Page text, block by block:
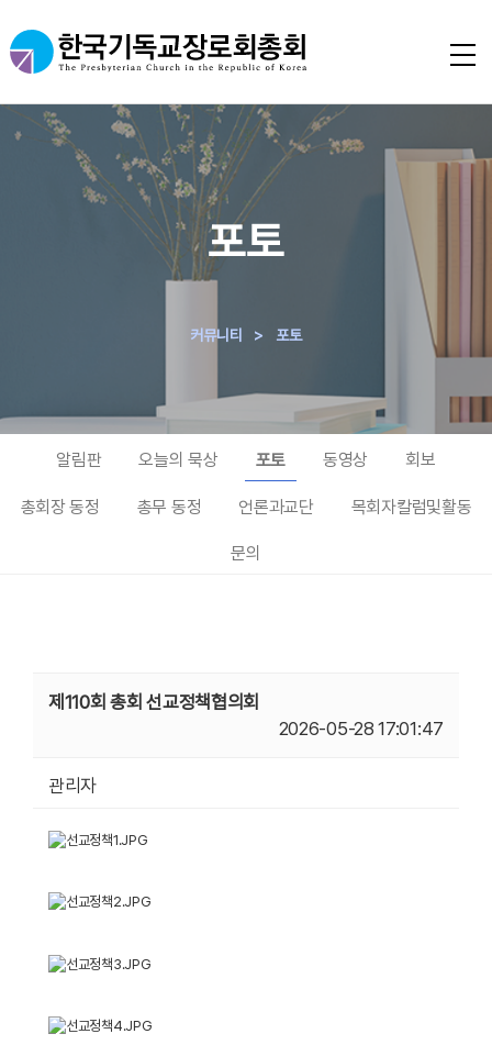
포토
커뮤니티 > 포토
알림판 오늘의 묵상 포토 동영상 회보
총회장 동정 총무 동정 언론과교단 목회자칼럼및활동
문의
제110회 총회 선교정책협의회
2026-05-28 17:01:47
관리자